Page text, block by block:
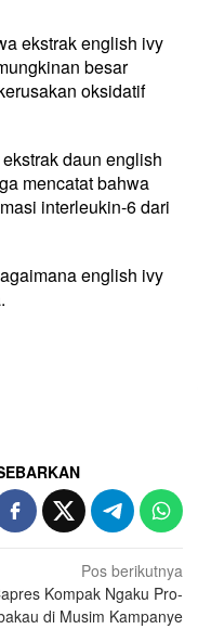
ekstrak english ivy
besar
oksidatif
daun english
mencatat bahwa
interleukin-6 dari
english ivy
Pos berikutnya
Kompak Ngaku Pro-
di Musim Kampanye